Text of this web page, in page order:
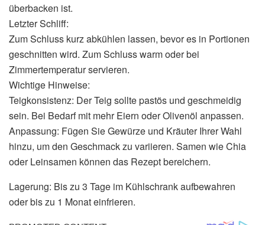
überbacken ist.
Letzter Schliff:
Zum Schluss kurz abkühlen lassen, bevor es in Portionen
geschnitten wird. Zum Schluss warm oder bei
Zimmertemperatur servieren.
Wichtige Hinweise:
Teigkonsistenz: Der Teig sollte pastös und geschmeidig
sein. Bei Bedarf mit mehr Eiern oder Olivenöl anpassen.
Anpassung: Fügen Sie Gewürze und Kräuter Ihrer Wahl
hinzu, um den Geschmack zu variieren. Samen wie Chia
oder Leinsamen können das Rezept bereichern.
Lagerung: Bis zu 3 Tage im Kühlschrank aufbewahren
oder bis zu 1 Monat einfrieren.